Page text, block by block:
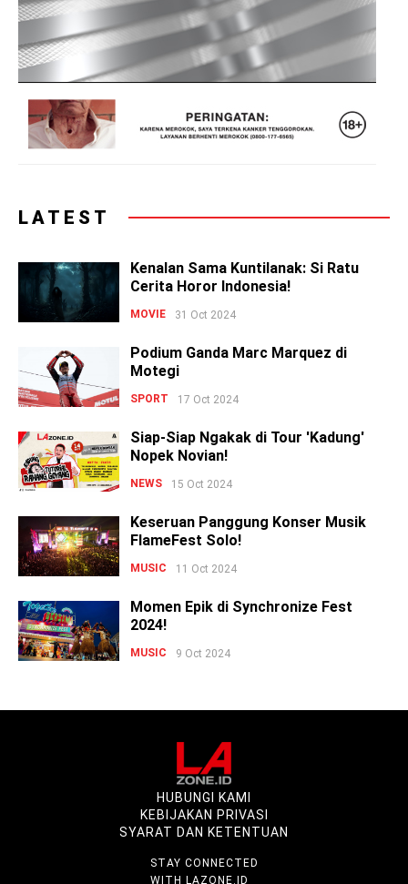
LATEST
Kenalan Sama Kuntilanak: Si Ratu
Cerita Horor Indonesia!
MOVIE 31 Oct 2024
Podium Ganda Marc Marquez di
Motegi
SPORT 17 Oct 2024
Siap-Siap Ngakak di Tour 'Kadung'
Nopek Novian!
NEWS 15 Oct 2024
Keseruan Panggung Konser Musik
FlameFest Solo!
MUSIC 11 Oct 2024
Momen Epik di Synchronize Fest
2024!
MUSIC 9 Oct 2024
HUBUNGI KAMI
KEBIJAKAN PRIVASI
SYARAT DAN KETENTUAN
STAY CONNECTED
WITH LAZONE.ID